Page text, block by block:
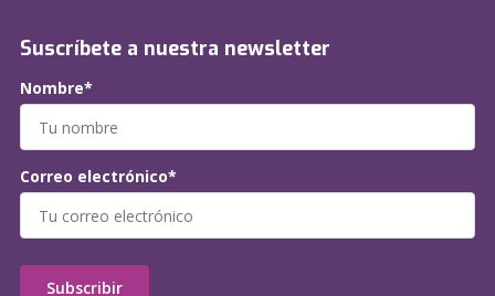
Suscríbete a nuestra newsletter
Nombre*
Correo electrónico*
Subscribir